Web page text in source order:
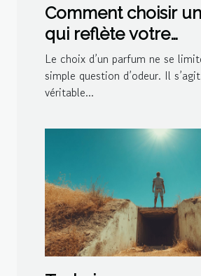
Comment choisir
qui reflète votre
personnalité?
Le choix d’un parfum ne se
simple question d’odeur. Il s’agit
véritable...